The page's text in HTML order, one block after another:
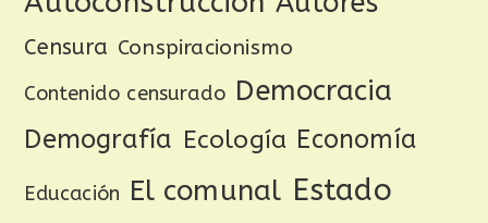
Censura Conspiracionismo
Contenido censurado Democracia
Demografía Ecología Economía
Educación El comunal Estado